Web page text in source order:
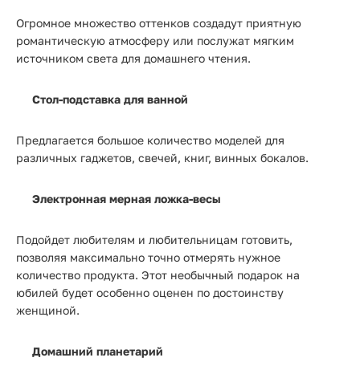
Огромное множество оттенков создадут приятную
романтическую атмосферу или послужат мягким
источником света для домашнего чтения.
Стол-подставка для ванной
Предлагается большое количество моделей для
различных гаджетов, свечей, книг, винных бокалов.
Электронная мерная ложка-весы
Подойдет любителям и любительницам готовить,
позволяя максимально точно отмерять нужное
количество продукта. Этот необычный подарок на
юбилей будет особенно оценен по достоинству
женщиной.
Домашний планетарий